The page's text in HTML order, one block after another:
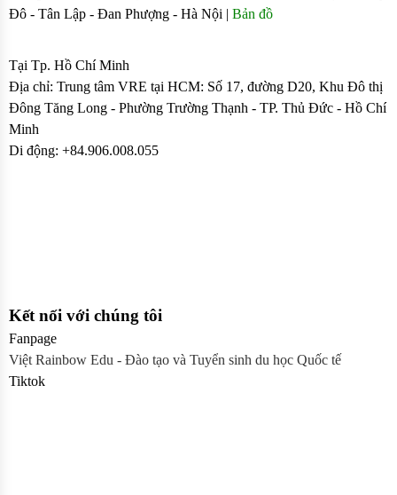
Đô - Tân Lập - Đan Phượng - Hà Nội | Bản đồ
Tại Tp. Hồ Chí Minh
Địa chỉ: Trung tâm VRE tại HCM: Số 17, đường D20, Khu Đô thị
Đông Tăng Long - Phường Trường Thạnh - TP. Thủ Đức - Hồ Chí
Minh
Di động: +84.906.008.055
Kết nối với chúng tôi
Fanpage
Việt Rainbow Edu - Đào tạo và Tuyển sinh du học Quốc tế
Tiktok